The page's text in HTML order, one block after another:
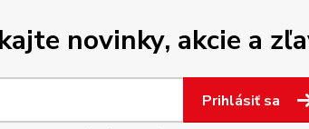
novinky, akcie a
Prihlásiť sa